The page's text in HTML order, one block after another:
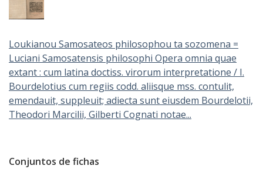
Loukianou Samosateos philosophou ta sozomena =
Luciani Samosatensis philosophi Opera omnia quae
extant : cum latina doctiss. virorum interpretatione / I.
Bourdelotius cum regiis codd. aliisque mss. contulit,
emendauit, suppleuit; adiecta sunt eiusdem Bourdelotii,
Theodori Marcilii, Gilberti Cognati notae...
Conjuntos de fichas